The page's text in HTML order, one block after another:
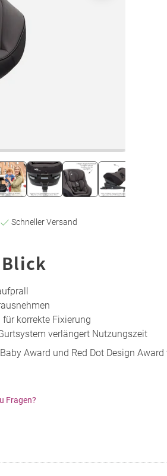
Schneller Versand
korrekte Fixierung
verlängert Nutzungszeit
Award und Red Dot Design Award
Fragen?